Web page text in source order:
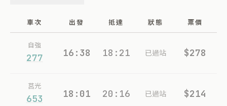
車次 出發 抵達 狀態 票價
自強
277 16:38 18:21 已過站 $278
莒光
653 18:01 20:16 已過站 $214